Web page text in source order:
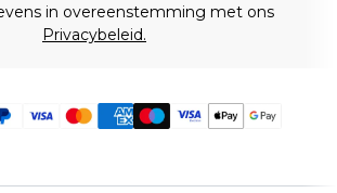
in overeenstemming met ons
Privacybeleid.